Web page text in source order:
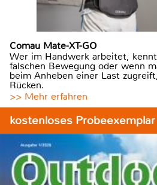
Comau Mate-XT-GO
Wer im Handwerk arbeitet,
falschen Bewegung oder wenn
beim Anheben einer Last
Rücken.
>> Mehr erfahren
kostenloses Probeexemplar